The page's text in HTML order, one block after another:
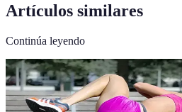
Artículos similares
Continúa leyendo